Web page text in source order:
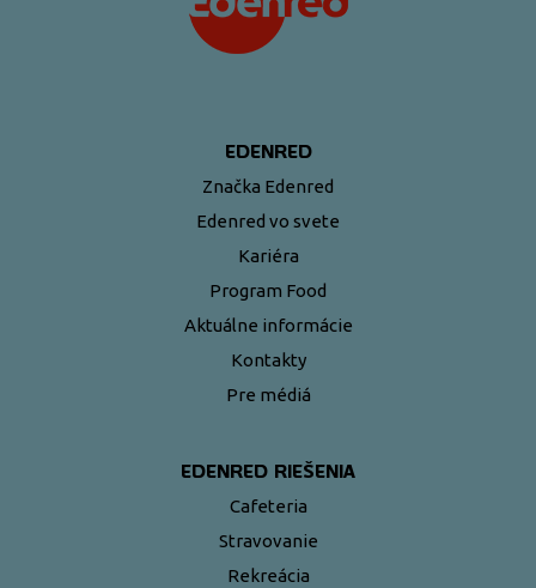
EDENRED
Značka Edenred
Edenred vo svete
Kariéra
Program Food
Aktuálne informácie
Kontakty
Pre médiá
EDENRED RIEŠENIA
Cafeteria
Stravovanie
Rekreácia